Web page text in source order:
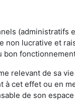
(administratifs
non lucrative et
bon
relevant de sa
à cet effet ou en
de son